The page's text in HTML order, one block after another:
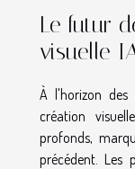
Le futur
visuelle
À l'horizon des
création
profonds,
précédent. Les